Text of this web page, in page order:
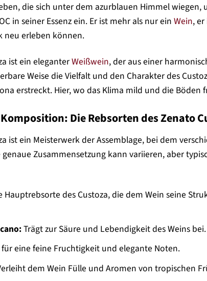
die sich unter dem azurblauen Himmel
in seiner Essenz ein. Er ist mehr als nur einWein,
neu erleben können.
ist ein eleganterWeißwein, der aus einer
Weise die Vielfalt und den Charakter des
erstreckt. Hier, wo das Klima mild und die
Die Rebsorten des Zenato
ist ein Meisterwerk der Assemblage, bei dem
genaue Zusammensetzung kann variieren, aber
Hauptrebsorte des Custoza, die dem Wein seine
Trägt zur Säure und Lebendigkeit des Weins bei.
eine feine Fruchtigkeit und elegante Noten.
dem Wein Fülle und Aromen von tropischen